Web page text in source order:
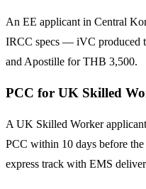
An EE applicant in Central
IRCC specs — iVC produced
and Apostille for THB 3,500.
PCC for UK Skilled
A UK Skilled Worker
PCC within 10 days before
express track with EMS